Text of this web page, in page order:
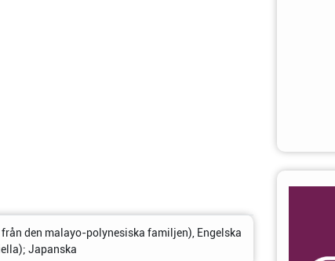
den malayo-polynesiska familjen), Engelska
Japanska